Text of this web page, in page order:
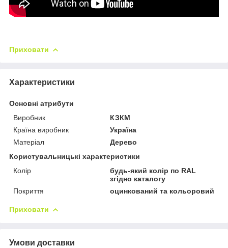
Приховати
Характеристики
Основні атрибути
Виробник
КЗКМ
Країна виробник
Україна
Матеріал
Дерево
Користувальницькі характеристики
Колір
будь-який колір по RAL
згідно каталогу
Покриття
оцинкований та кольоровий
Приховати
Умови доставки